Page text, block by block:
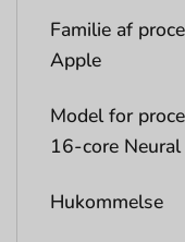
Familie af
Apple
Model for
16-core Neural
Hukommelse